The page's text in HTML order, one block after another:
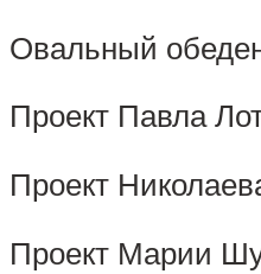
Овальный
Проект Павла
Проект
Проект Марии